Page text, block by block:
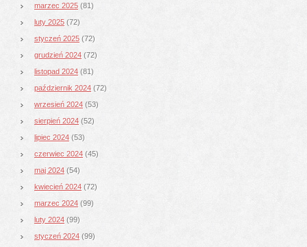
marzec 2025 (81)
luty 2025 (72)
styczeń 2025 (72)
grudzień 2024 (72)
listopad 2024 (81)
październik 2024 (72)
wrzesień 2024 (53)
sierpień 2024 (52)
lipiec 2024 (53)
czerwiec 2024 (45)
maj 2024 (54)
kwiecień 2024 (72)
marzec 2024 (99)
luty 2024 (99)
styczeń 2024 (99)